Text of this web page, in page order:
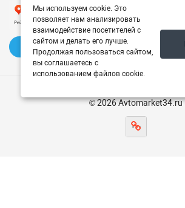
✍️ Оставить отзыв
© 2026 Avtomarket34.ru
Мы используем cookie. Это
позволяет нам анализировать
взаимодействие посетителей с
сайтом и делать его лучше.
Продолжая пользоваться сайтом,
вы соглашаетесь с
использованием файлов cookie.